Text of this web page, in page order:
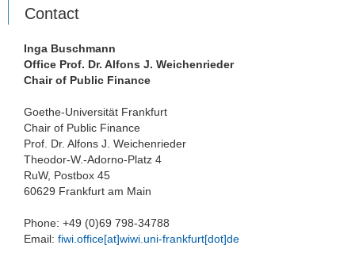
Contact
Inga Buschmann
Office Prof. Dr. Alfons J. Weichenrieder
Chair of Public Finance
Goethe-Universität Frankfurt
Chair of Public Finance
Prof. Dr. Alfons J. Weichenrieder
Theodor-W.-Adorno-Platz 4
RuW, Postbox 45
60629 Frankfurt am Main
Phone: +49 (0)69 798-34788
Email: fiwi.office[at]wiwi.uni-frankfurt[dot]de